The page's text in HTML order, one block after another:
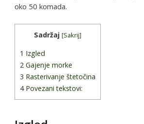
oko 50 komada.
Sadržaj [Sakrij]
1 Izgled
2 Gajenje morke
3 Rasterivanje štetočina
4Povezani tekstovi: